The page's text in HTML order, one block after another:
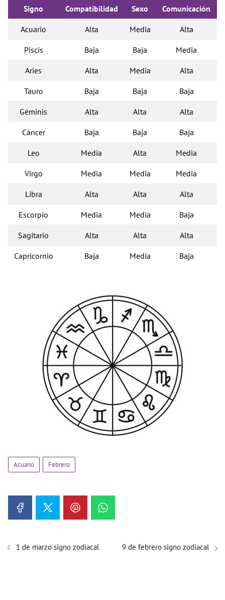
Signo Compatibilidad Sexo Comunicación
Acuario Alta Media Alta
Piscis Baja Baja Media
Aries Alta Media Alta
Tauro Baja Baja Baja
Géminis Alta Alta Alta
Cáncer Baja Baja Baja
Leo Media Alta Media
Virgo Media Media Media
Libra Alta Alta Alta
Escorpio Media Media Baja
Sagitario Alta Alta Alta
Capricornio Baja Media Baja
Acuario Febrero
1 de marzo signo zodiacal 9 de febrero signo zodiacal